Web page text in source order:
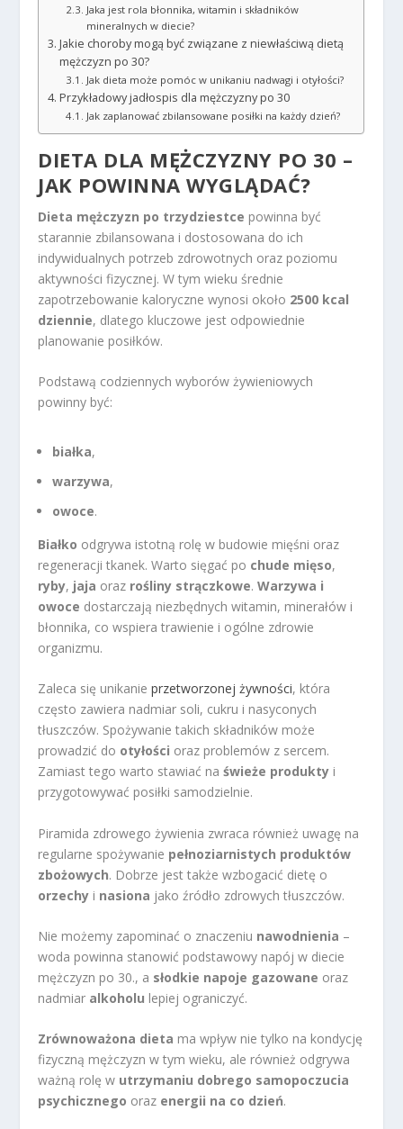
Jaka jest rola błonnika, witamin i składników
mineralnych w diecie?
Jakie choroby mogą być związane z niewłaściwą dietą
mężczyzn po 30?
Jak dieta może pomóc w unikaniu nadwagi i otyłości?
Przykładowy jadłospis dla mężczyzny po 30
Jak zaplanować zbilansowane posiłki na każdy dzień?
DIETA DLA MĘŻCZYZNY PO 30 –
JAK POWINNA WYGLĄDAĆ?
Dieta mężczyzn po trzydziestce powinna być
starannie zbilansowana i dostosowana do ich
indywidualnych potrzeb zdrowotnych oraz poziomu
aktywności fizycznej. W tym wieku średnie
zapotrzebowanie kaloryczne wynosi około 2500 kcal
dziennie, dlatego kluczowe jest odpowiednie
planowanie posiłków.
Podstawą codziennych wyborów żywieniowych
powinny być:
białka,
warzywa,
owoce.
Białko odgrywa istotną rolę w budowie mięśni oraz
regeneracji tkanek. Warto sięgać po chude mięso,
ryby, jaja oraz rośliny strączkowe.Warzywa i
owoce dostarczają niezbędnych witamin, minerałów i
błonnika, co wspiera trawienie i ogólne zdrowie
organizmu.
Zaleca się unikanieprzetworzonej żywności, która
często zawiera nadmiar soli, cukru i nasyconych
tłuszczów. Spożywanie takich składników może
prowadzić do otyłości oraz problemów z sercem.
Zamiast tego warto stawiać naświeże produkty i
przygotowywać posiłki samodzielnie.
Piramida zdrowego żywienia zwraca również uwagę na
regularne spożywanie pełnoziarnistych produktów
zbożowych. Dobrze jest także wzbogacić dietę o
orzechy i nasiona jako źródło zdrowych tłuszczów.
Nie możemy zapominać o znaczeniu nawodnienia –
woda powinna stanowić podstawowy napój w diecie
mężczyzn po 30., a słodkie napoje gazowane oraz
nadmiar alkoholu lepiej ograniczyć.
Zrównoważona dieta ma wpływ nie tylko na kondycję
fizyczną mężczyzn w tym wieku, ale również odgrywa
ważną rolę w utrzymaniu dobrego samopoczucia
psychicznego oraz energii na co dzień.